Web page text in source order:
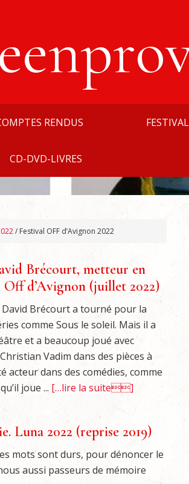
RENDUS
CD-DVD-LIVRES
/ Festival OFF d’Avignon 2022
Brécourt, metteur en
Off d’Avignon (juillet 2022)
Brécourt a tourné pour la
comme Sous le soleil. Mais il a
et a beaucoup joué avec
Vadim dans des pièces à
acteur dans des comédies, comme
joue ... […lire la suite]
Luna 2022 (reprise 2019)
mots sont durs, pour dénoncer le
aussi passeurs de mémoire